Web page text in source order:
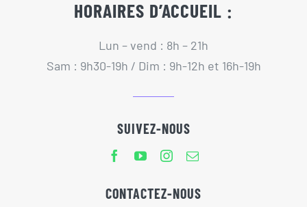
HORAIRES D’ACCUEIL :
Lun – vend : 8h – 21h
Sam : 9h30-19h / Dim : 9h-12h et 16h-19h
SUIVEZ-NOUS
CONTACTEZ-NOUS